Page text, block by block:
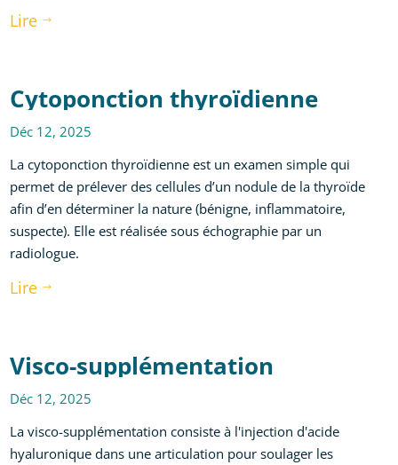
Lire $
Cytoponction thyroïdienne
Déc 12, 2025
La cytoponction thyroïdienne est un examen simple qui
permet de prélever des cellules d’un nodule de la thyroïde
afin d’en déterminer la nature (bénigne, inflammatoire,
suspecte). Elle est réalisée sous échographie par un
radiologue.
Lire $
Visco-supplémentation
Déc 12, 2025
La visco-supplémentation consiste à l'injection d'acide
hyaluronique dans une articulation pour soulager les